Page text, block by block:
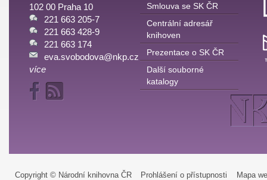
102 00 Praha 10
221 663 205-7
221 663 428-9
221 663 174
eva.svobodova@nkp.cz
více
Smlouva se SK ČR
Centrální adresář
knihoven
Prezentace o SK ČR
Další souborné
katalogy
Copyright © Národní knihovna ČR Prohlášení o přístupnosti Mapa